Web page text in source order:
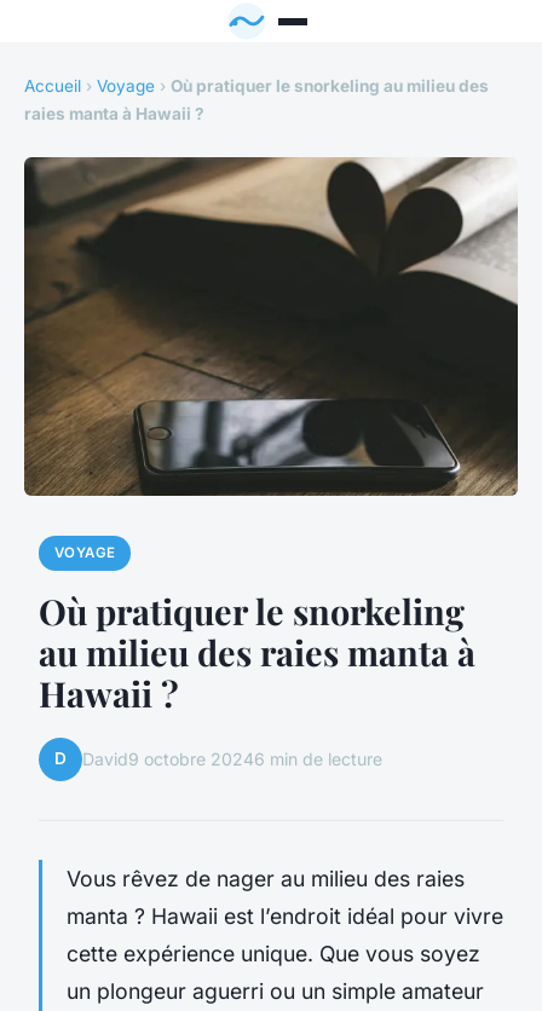
Accueil › Voyage › Où pratiquer le snorkeling au milieu des
raies manta à Hawaii ?
VOYAGE
Où pratiquer le snorkeling
au milieu des raies manta à
Hawaii ?
D David9 octobre 20246 min de lecture
Vous rêvez de nager au milieu des raies
manta ? Hawaii est l’endroit idéal pour vivre
cette expérience unique. Que vous soyez
un plongeur aguerri ou un simple amateur